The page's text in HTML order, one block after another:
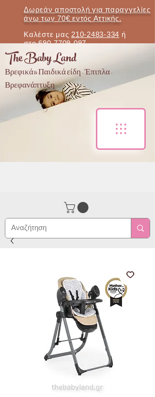
Δωρεάν αποστολή για παραγγελίες
άνω των 70€ εντός Αττικής.
Καλέστε μας 210-2483-334 ή
στο690-7709-097
The Baby Land
Βρεφικά & Παιδικά είδη - Έπιπλα -
Βρεφανάπτυξη